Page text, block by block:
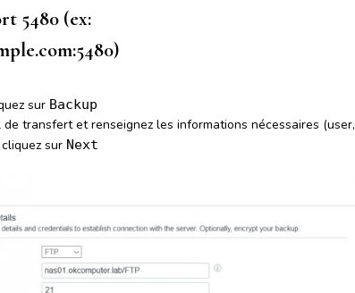
5480 (ex:
sur Backup
transfert et renseignez les informations nécessaires (user,
sur Next